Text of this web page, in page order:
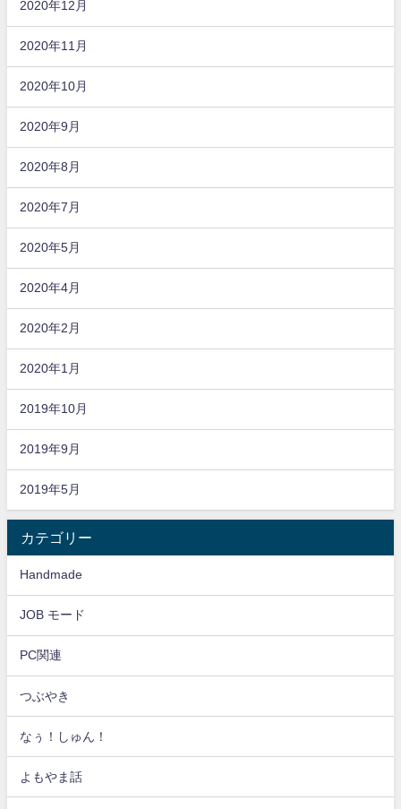
2020年12月
2020年11月
2020年10月
2020年9月
2020年8月
2020年7月
2020年5月
2020年4月
2020年2月
2020年1月
2019年10月
2019年9月
2019年5月
カテゴリー
Handmade
JOB モード
PC関連
つぶやき
なぅ！しゅん！
よもやま話